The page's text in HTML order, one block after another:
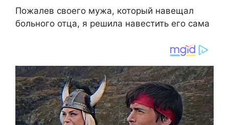
Пожалев своего мужа, который навещал
больного отца, я решила навестить его сама